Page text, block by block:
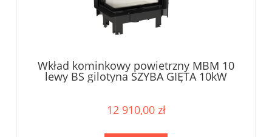
Wkład kominkowy powietrzny MBM 10
lewy BS gilotyna SZYBA GIĘTA 10kW
12 910,00 zł